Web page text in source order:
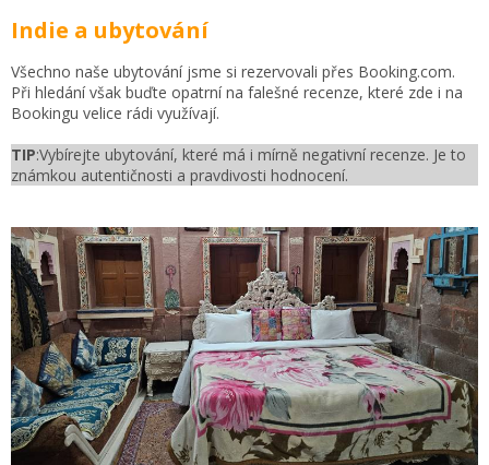
Indie a ubytování
Všechno naše ubytování jsme si rezervovali přes Booking.com.
Při hledání však buďte opatrní na falešné recenze, které zde i na
Bookingu velice rádi využívají.
TIP:Vybírejte ubytování, které má i mírně negativní recenze. Je to
známkou autentičnosti a pravdivosti hodnocení.